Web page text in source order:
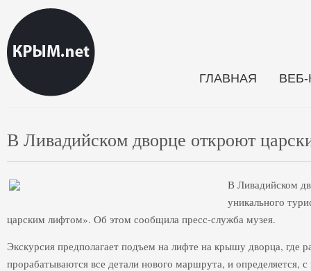
ГЛАВНАЯ
В Ливадийском дворце откроют
В Ливадийском
уникального
царским лифтом». Об этом сообщила пресс-служба музея.
Экскурсия предполагает подъем на лифте на крышу дворца, где
прорабатываются все детали нового маршрута, и определяется,